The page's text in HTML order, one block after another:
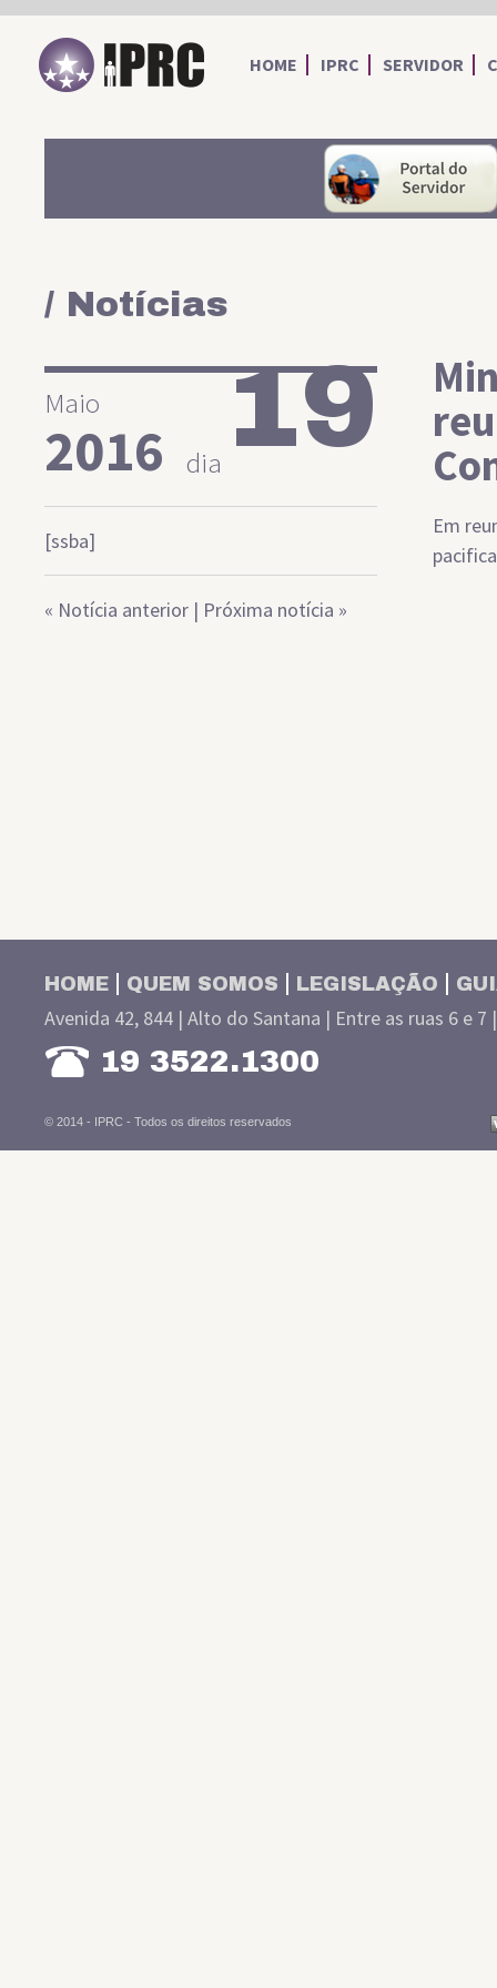
IPRC
HOME IPRC SERVIDOR
/ Notícias
Maio
2016 dia19
[ssba]
« Notícia anterior | Próxima notícia »
Em
HOME QUEM SOMOS LEGISLAÇÃO
Avenida 42, 844 | Alto do Santana | Entre as ruas 6 e 7
19 3522.1300
© 2014 - IPRC - Todos os direitos reservados